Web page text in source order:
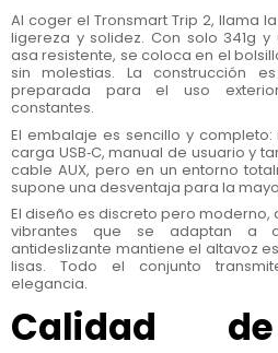
Al coger el Tronsmart Trip 2, llama
ligereza y solidez. Con solo 341g
asa resistente, se coloca en el
sin molestias. La construcción
preparada para el uso
constantes.
El embalaje es sencillo y
carga USB‑C, manual de usuario y
cable AUX, pero en un entorno
supone una desventaja para la
El diseño es discreto pero
vibrantes que se adaptan a
antideslizante mantiene el altavoz
lisas. Todo el conjunto
elegancia.
Calidad